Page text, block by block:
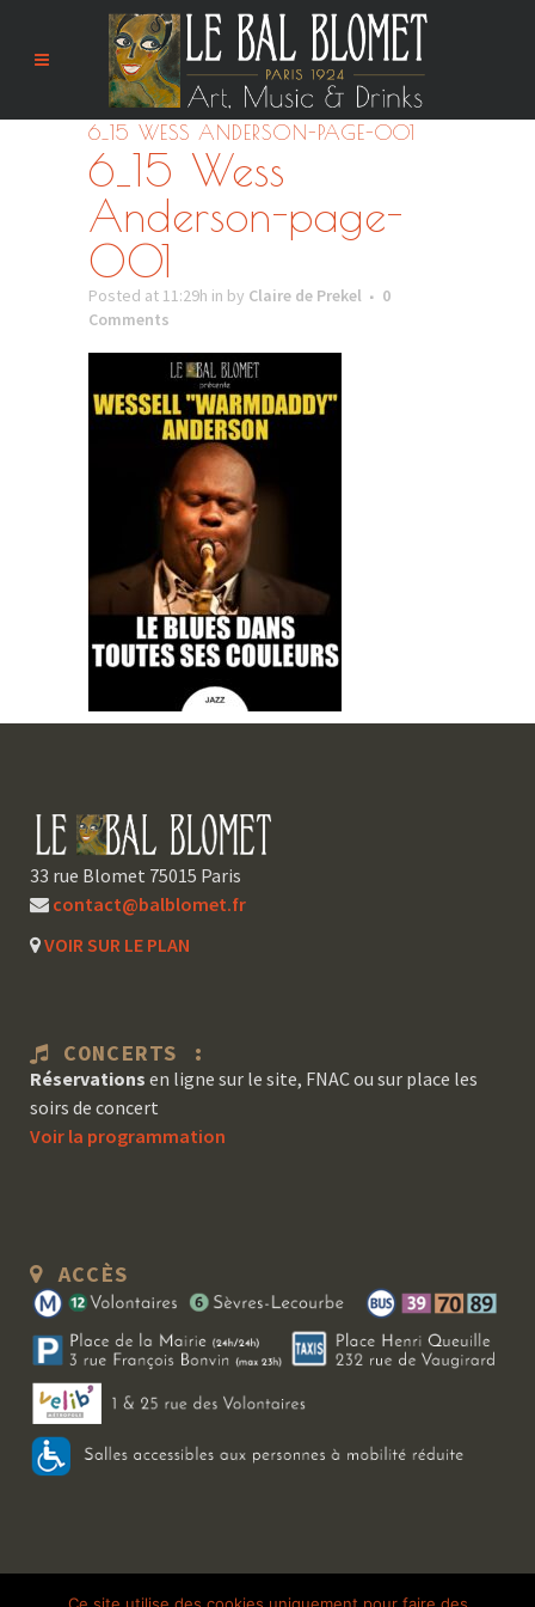
6_15 WESS ANDERSON-PAGE-001
6_15 Wess
Anderson-page-
001
Posted at 11:29h in by Claire de Prekel
0
Comments
33 rue Blomet 75015 Paris
contact@balblomet.fr
VOIR SUR LE PLAN
CONCERTS :
Réservations en ligne sur le site, FNAC ou sur place les
soirs de concert
Voir la programmation
ACCÈS
Copyright 2026 Le Bal Blomet | Tous droits réservés | Mentions légales